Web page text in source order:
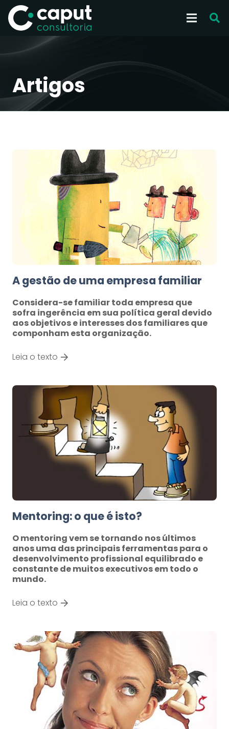
Artigos
A gestão de uma empresa familiar
Considera-se familiar toda empresa que
sofra ingerência em sua política geral devido
aos objetivos e interesses dos familiares que
componham esta organização.
Leia o texto
Mentoring: o que é isto?
O mentoring vem se tornando nos últimos
anos uma das principais ferramentas para o
desenvolvimento profissional equilibrado e
constante de muitos executivos em todo o
mundo.
Leia o texto